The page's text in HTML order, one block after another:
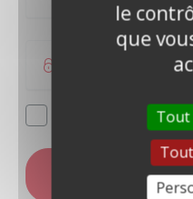
Se souvenir de moi
le
que
Tout